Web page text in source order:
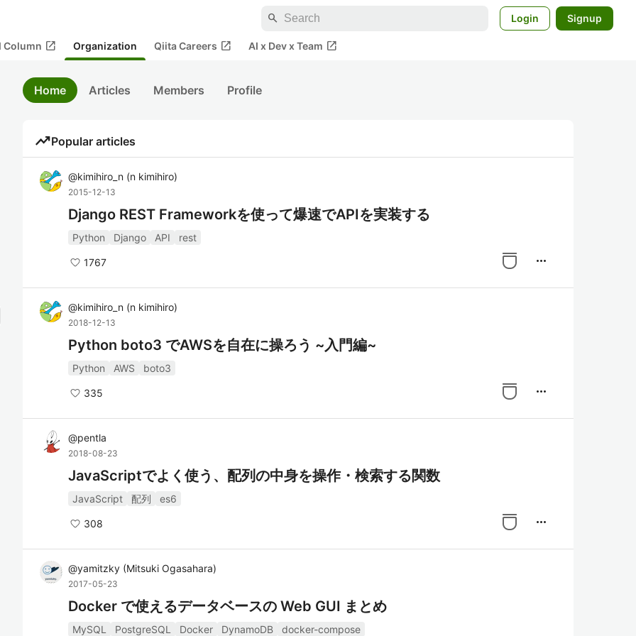
search Login Signup
Column open_in_new Organization Qiita Careers open_in_new AI x Dev x Team open_in_new
Home Articles Members Profile
trending_upPopular articles
@kimihiro_n (n kimihiro)
2015-12-13
Django REST Frameworkを使って爆速でAPIを実装する
Python Django API rest
1767 more_horiz
@kimihiro_n (n kimihiro)
2018-12-13
Python boto3 でAWSを自在に操ろう ~入門編~
Python AWS boto3
335 more_horiz
@pentla
2018-08-23
JavaScriptでよく使う、配列の中身を操作・検索する関数
JavaScript 配列 es6
308 more_horiz
@yamitzky (Mitsuki Ogasahara)
2017-05-23
Docker で使えるデータベースの Web GUI まとめ
MySQL PostgreSQL Docker DynamoDB docker-compose